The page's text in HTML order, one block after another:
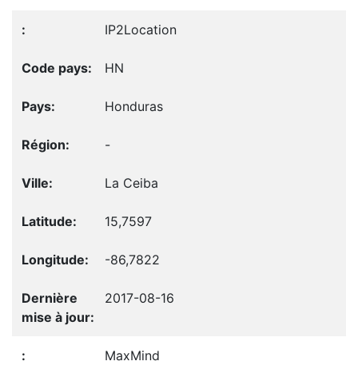
IP2Location
HN
Honduras
-
La Ceiba
15,7597
-86,7822
2017-08-16
MaxMind